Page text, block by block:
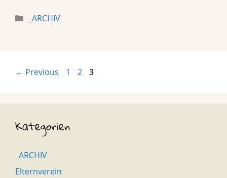
Categories
_ARCHIV
← Previous Page
1 Page
2 Page
3
Kategorien
_ARCHIV
Elternverein